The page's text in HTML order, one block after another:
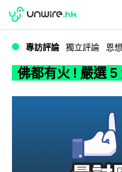
佛都有火 ! 嚴
WWDC 2026
專訪評論 獨立評論 恩想
佛都有火 ! 嚴選